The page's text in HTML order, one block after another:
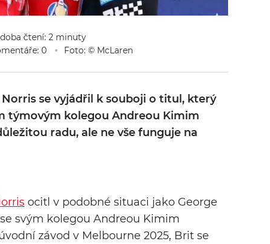
čtení: 2 minuty
0 Foto: © McLaren
se vyjádřil k souboji o titul, který
týmovým kolegou Andreou Kimim
radu, ale ne vše funguje na
ocitl v podobné situaci jako George
svým kolegou Andreou Kimim
závod v Melbourne 2025, Brit se